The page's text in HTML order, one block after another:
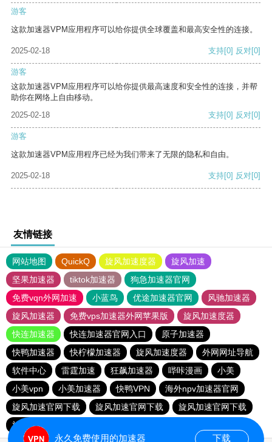
游客
这款加速器VPM应用程序可以给你提供全球覆盖和最高安全性的连接。
2025-02-18 支持[0] 反对[0]
游客
这款加速器VPM应用程序可以给你提供最高速度和安全性的连接，并帮
助你在网络上自由移动。
2025-02-18
支持[0] 反对[0]
游客
这款加速器VPM应用程序已经为我们带来了无限的隐私和自由。
2025-02-18 支持[0] 反对[0]
友情链接
网站地图 QuickQ 旋风加速度器
旋风加速
坚果加速器
tiktok加速器
狗急加速器官网
免费vqn外网加速
小蓝鸟 优途加速器官网
风驰加速器
旋风加速器
免费vps加速器外网苹果版
旋风加速度器
快连加速器
快连加速器官网入口
原子加速器
快鸭加速器
快柠檬加速器 旋风加速度器
外网网址导航
软件中心
雷霆加速 狂飙加速器 哔咔漫画
小美
小美vpn
小美加速器 快鸭VPN
海外npv加速器官网
旋风加速官网下载
旋风加速官网下载
旋风加速官网下载
旋风加速官网下载
永久免费使用的加速器 下载